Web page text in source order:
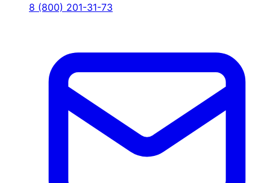
8 (800) 201-31-73